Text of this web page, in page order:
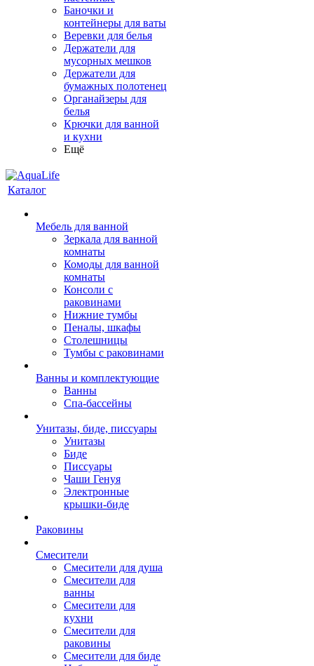
Баночки и
контейнеры для ваты
Веревки для белья
Держатели для
мусорных мешков
Держатели для
бумажных полотенец
Органайзеры для
белья
Крючки для ванной
и кухни
Ещё
Каталог
Мебель для ванной
Зеркала для ванной
комнаты
Комоды для ванной
комнаты
Консоли с
раковинами
Нижние тумбы
Пеналы, шкафы
Столешницы
Тумбы с раковинами
Ванны и комплектующие
Ванны
Спа-бассейны
Унитазы, биде, писсуары
Унитазы
Биде
Писсуары
Чаши Генуя
Электронные
крышки-биде
Раковины
Смесители
Смесители для душа
Смесители для
ванны
Смесители для
кухни
Смесители для
раковины
Смесители для биде